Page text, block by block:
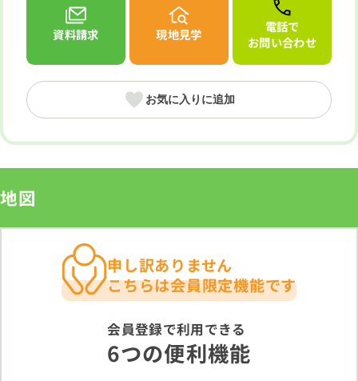
資料請求 現地見学
電話で
お問い合わせ
お気に入りに追加
地図
申し訳ありません
こちらは会員限定機能です
会員登録で利用できる
6つの便利機能